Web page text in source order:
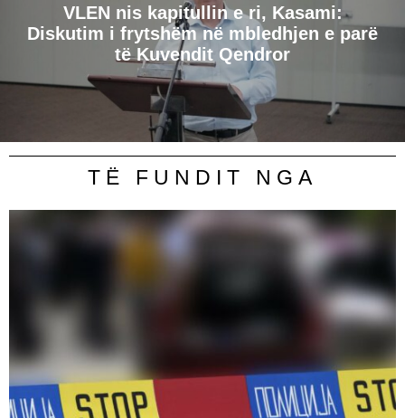
VLEN nis kapitullin e ri, Kasami:
Diskutim i frytshëm në mbledhjen e parë
të Kuvendit Qendror
TË FUNDIT NGA